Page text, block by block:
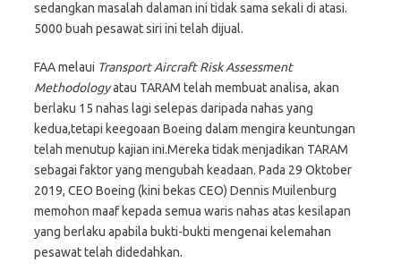
sedangkan masalah dalaman ini tidak sama sekali di atasi.
5000 buah pesawat siri ini telah dijual.
FAA melaui Transport Aircraft Risk Assessment
Methodologyatau TARAM telah membuat analisa, akan
berlaku 15 nahas lagi selepas daripada nahas yang
kedua,tetapi keegoaan Boeing dalam mengira keuntungan
telah menutup kajian ini.Mereka tidak menjadikan TARAM
sebagai faktor yang mengubah keadaan. Pada 29 Oktober
2019, CEO Boeing (kini bekas CEO) Dennis Muilenburg
memohon maaf kepada semua waris nahas atas kesilapan
yang berlaku apabila bukti-bukti mengenai kelemahan
pesawat telah didedahkan.